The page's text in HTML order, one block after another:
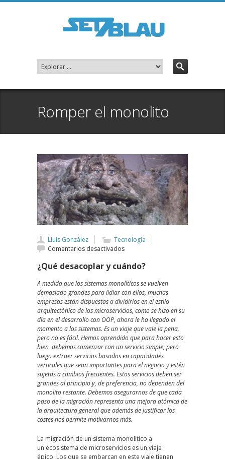
Romper el monolito
Lluís Gonzàlez
Tecnología
Comentarios desactivadosen
el
¿Qué desacoplar y cuándo?
A medida que los sistemas monolíticos se vuelven
demasiado grandes para lidiar con ellos, muchas
empresas están dispuestas a dividirlos en el estilo
arquitectónico de los microservicios, como se hizo en su
día en el desarrollo con OOP, ahora le ha llegado el
momento a los sistemas. Es un viaje que vale la pena,
pero no es fácil. Hemos aprendido que para hacer esto
bien, debemos comenzar con un servicio simple, pero
luego extraer servicios basados ​​en capacidades
verticales que sean importantes para el negocio y estén
sujetas a cambios frecuentes. Estos servicios deben ser
grandes al principio y, de preferencia, no dependen del
monolito restante. Debemos asegurarnos de que cada
paso de la migración representa una mejora atómica de
la arquitectura general que además de justificar los
costes nos permite motivarnos más.
La migración de un sistema monolítico a
un ecosistema de microservicios es un viaje
épico. Los que se embarcan en este viaje tienen